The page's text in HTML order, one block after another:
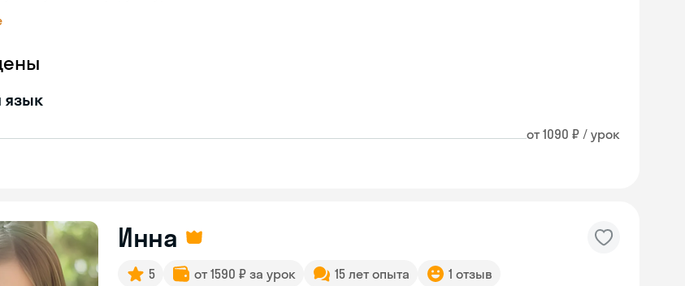
язык
от 1090 ₽ / урок
Инна
5 от 1590 ₽ за урок 15 лет опыта 1 отзыв